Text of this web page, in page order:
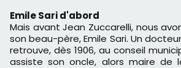
Emile Sari d'abord
Mais avant Jean Zuccarelli, nous
son beau-père, Emile Sari. Un
retrouve, dès 1906, au conseil
assiste son oncle, alors maire de